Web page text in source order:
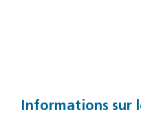
Informations sur